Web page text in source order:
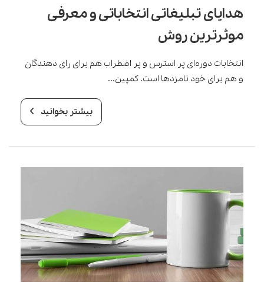
هدایای تبلیغاتی انتخاباتی و معرفی
موثرترین روش
انتخابات دوره‌ای پر استرس و پر اضطراب هم برای رای دهندگان
و هم برای خود نامزدها است. کمپین...
بیشتر بخوانید